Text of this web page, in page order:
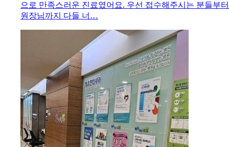
으로 만족스러운 진료였어요. 우선 접수해주시는 분들부터
원장님까지 다들 너…